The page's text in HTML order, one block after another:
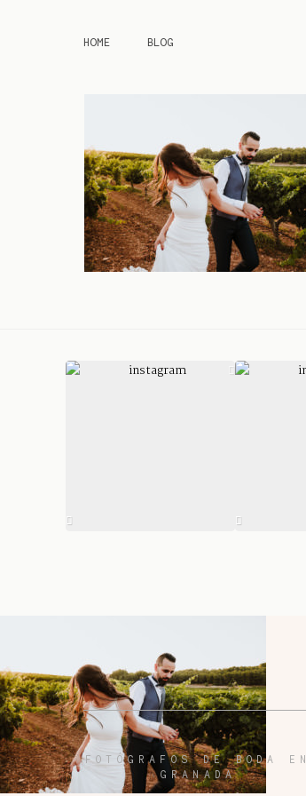
HOME BLOG
FOTÓGRAFOS DE BODA EN
GRANADA